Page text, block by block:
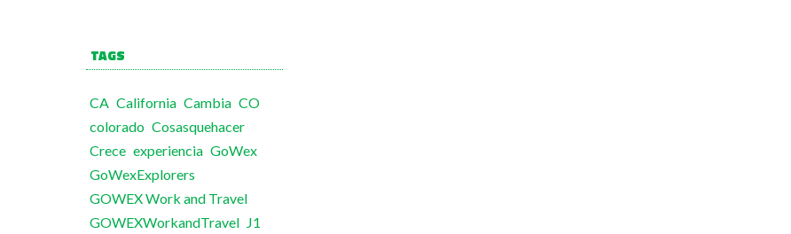
TAGS
CA California Cambia CO
colorado Cosasquehacer
Crece experiencia GoWex
GoWexExplorers
GOWEX Work and Travel
GOWEXWorkandTravel J1